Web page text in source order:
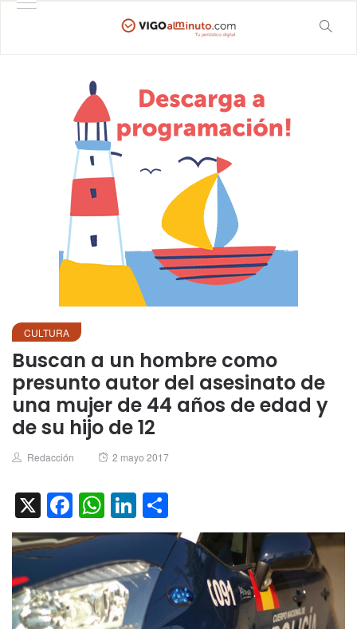
CULTURA
Buscan a un hombre como
presunto autor del asesinato de
una mujer de 44 años de edad y
de su hijo de 12
Author
Redacción
Posted
2 mayo 2017
X Facebook
WhatsApp
LinkedIn